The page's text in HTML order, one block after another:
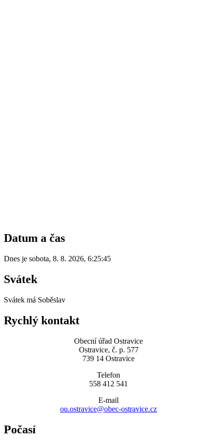
Datum a čas
Dnes je sobota, 8. 8. 2026, 6:25:45
Svátek
Svátek má Soběslav
Rychlý kontakt
Obecní úřad Ostravice
Ostravice, č. p. 577
739 14 Ostravice
Telefon
558 412 541
E-mail
ou.ostravice@obec-ostravice.cz
Počasí